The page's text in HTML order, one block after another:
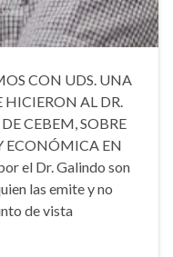
CON UDS. UNA
HICIERON AL DR.
CEBEM, SOBRE
ECONÓMICA EN
el Dr. Galindo son
las emite y no
de vista